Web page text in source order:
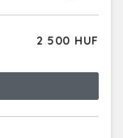
2 500 HUF